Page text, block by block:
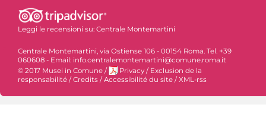
Leggi le recensioni su: Centrale Montemartini
Centrale Montemartini, via Ostiense 106 - 00154 Roma. Tel. +39
060608 - Email: info.centralemontemartini@comune.roma.it
© 2017 Musei in Comune / Privacy / Exclusion de la
responsabilité / Credits / Accessibilité du site / XML-rss